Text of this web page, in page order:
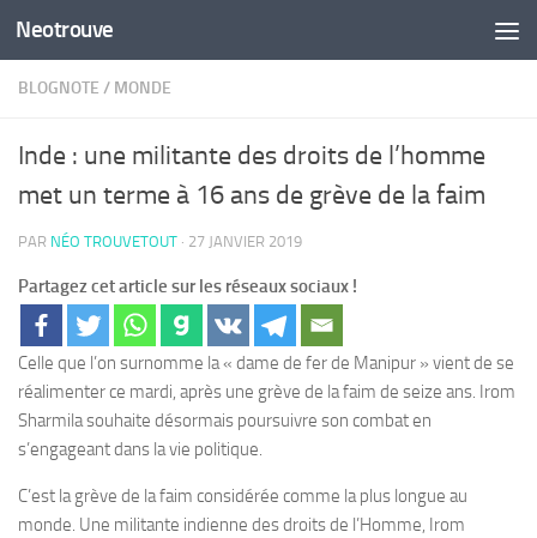
Skip to content
Neotrouve
BLOGNOTE / MONDE
Inde : une militante des droits de l’homme
met un terme à 16 ans de grève de la faim
PAR NÉO TROUVETOUT · 27 JANVIER 2019
Partagez cet article sur les réseaux sociaux !
Celle que l’on surnomme la « dame de fer de Manipur » vient de se
réalimenter ce mardi, après une grève de la faim de seize ans. Irom
Sharmila souhaite désormais poursuivre son combat en
s’engageant dans la vie politique.
C’est la grève de la faim considérée comme la plus longue au
monde. Une militante indienne des droits de l’Homme, Irom